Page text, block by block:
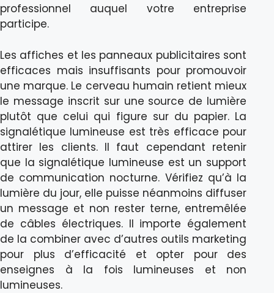
professionnel auquel votre entreprise
participe.
Les affiches et les panneaux publicitaires sont
efficaces mais insuffisants pour promouvoir
une marque. Le cerveau humain retient mieux
le message inscrit sur une source de lumière
plutôt que celui qui figure sur du papier. La
signalétique lumineuse est très efficace pour
attirer les clients. Il faut cependant retenir
que la signalétique lumineuse est un support
de communication nocturne. Vérifiez qu’à la
lumière du jour, elle puisse néanmoins diffuser
un message et non rester terne, entremêlée
de câbles électriques. Il importe également
de la combiner avec d’autres outils marketing
pour plus d’efficacité et opter pour des
enseignes à la fois lumineuses et non
lumineuses.